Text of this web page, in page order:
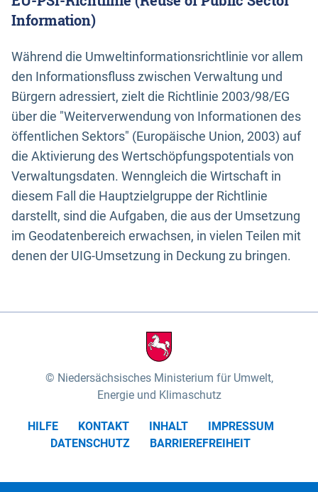
Information)
Während die Umweltinformationsrichtlinie vor allem
den Informationsfluss zwischen Verwaltung und
Bürgern adressiert, zielt die Richtlinie 2003/98/EG
über die "Weiterverwendung von Informationen des
öffentlichen Sektors" (Europäische Union, 2003) auf
die Aktivierung des Wertschöpfungspotentials von
Verwaltungsdaten. Wenngleich die Wirtschaft in
diesem Fall die Hauptzielgruppe der Richtlinie
darstellt, sind die Aufgaben, die aus der Umsetzung
im Geodatenbereich erwachsen, in vielen Teilen mit
denen der UIG-Umsetzung in Deckung zu bringen.
Niedersächsisches Ministerium für Umwelt,
Energie und Klimaschutz
HILFE KONTAKT INHALT
IMPRESSUM
DATENSCHUTZ
BARRIEREFREIHEIT